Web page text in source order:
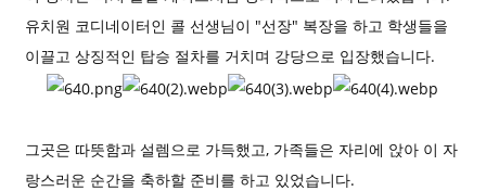
유치원 코디네이터인 콜 선생님이 "선장" 복장을 하고 학생들을
이끌고 상징적인 탑승 절차를 거치며 강당으로 입장했습니다.
그곳은 따뜻함과 설렘으로 가득했고, 가족들은 자리에 앉아 이 자
랑스러운 순간을 축하할 준비를 하고 있었습니다.